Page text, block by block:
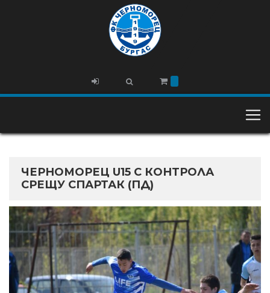
ЧЕРНОМОРЕЦ U15 С КОНТРОЛА
СРЕЩУ СПАРТАК (ПД)